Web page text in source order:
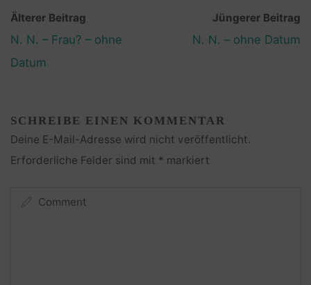
Älterer Beitrag
N. N. – Frau? – ohne
Datum
Jüngerer Beitrag
N. N. – ohne Datum
SCHREIBE EINEN KOMMENTAR
Deine E-Mail-Adresse wird nicht veröffentlicht.
Erforderliche Felder sind mit * markiert